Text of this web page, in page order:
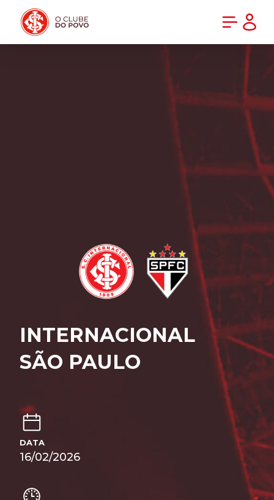
INTERNACIONAL
SÃO PAULO
DATA
16/02/2026